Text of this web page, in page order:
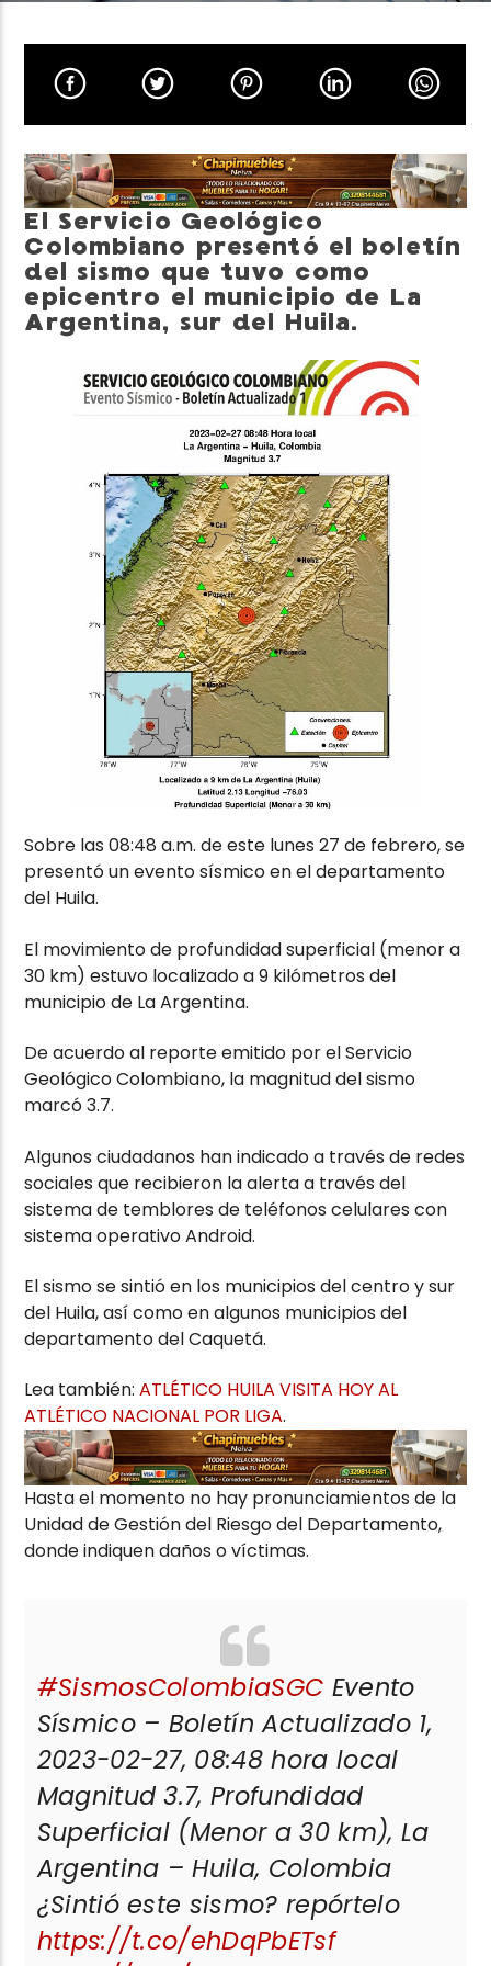
Neiva Estereo
El Servicio Geológico
Colombiano presentó el boletín
del sismo que tuvo como
epicentro el municipio de La
Argentina, sur del Huila.
Sobre las 08:48 a.m. de este lunes 27 de febrero, se
presentó un evento sísmico en el departamento
del Huila.
El movimiento de profundidad superficial (menor a
30 km) estuvo localizado a 9 kilómetros del
municipio de La Argentina.
De acuerdo al reporte emitido por el Servicio
Geológico Colombiano, la magnitud del sismo
marcó 3.7.
Algunos ciudadanos han indicado a través de redes
sociales que recibieron la alerta a través del
sistema de temblores de teléfonos celulares con
sistema operativo Android.
El sismo se sintió en los municipios del centro y sur
del Huila, así como en algunos municipios del
departamento del Caquetá.
Lea también:ATLÉTICO HUILA VISITA HOY AL
ATLÉTICO NACIONAL POR LIGA.
Hasta el momento no hay pronunciamientos de la
Unidad de Gestión del Riesgo del Departamento,
donde indiquen daños o víctimas.
#SismosColombiaSGC Evento
Sísmico – Boletín Actualizado 1,
2023-02-27, 08:48 hora local
Magnitud 3.7, Profundidad
Superficial (Menor a 30 km), La
Argentina – Huila, Colombia
¿Sintió este sismo? repórtelo
https://t.co/ehDqPbETsf